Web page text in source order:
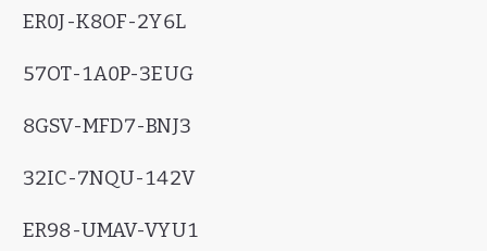
ER0J-K8OF-2Y6L
57OT-1A0P-3EUG
8GSV-MFD7-BNJ3
32IC-7NQU-142V
ER98-UMAV-VYU1